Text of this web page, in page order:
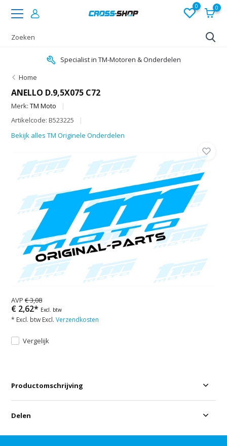
0 0
Specialist in TM-Motoren & Onderdelen
Home
ANELLO D.9,5X075 C72
Merk:TM Moto
Artikelcode: B523225
Bekijk alles TM Originele Onderdelen
AVP€ 3,08
€ 2,62* Excl. btw
* Excl. btw Excl.Verzendkosten
Vergelijk
Productomschrijving
Delen